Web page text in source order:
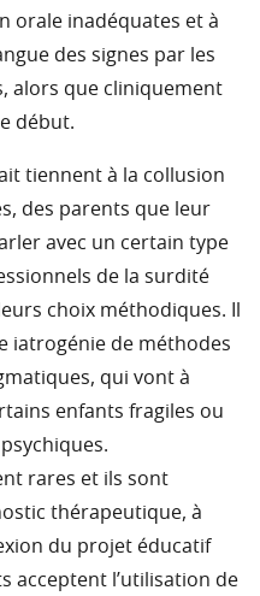
orale inadéquates et à
des signes par les
alors que cliniquement
début.
tiennent à la collusion
des parents que leur
avec un certain type
de la surdité
choix méthodiques. Il
iatrogénie de méthodes
qui vont à
enfants fragiles ou
rares et ils sont
thérapeutique, à
du projet éducatif
acceptent l’utilisation de